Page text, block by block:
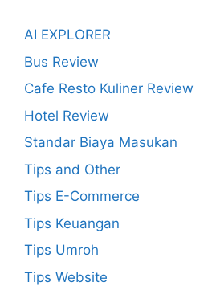
AI EXPLORER
Bus Review
Cafe Resto Kuliner Review
Hotel Review
Standar Biaya Masukan
Tips and Other
Tips E-Commerce
Tips Keuangan
Tips Umroh
Tips Website